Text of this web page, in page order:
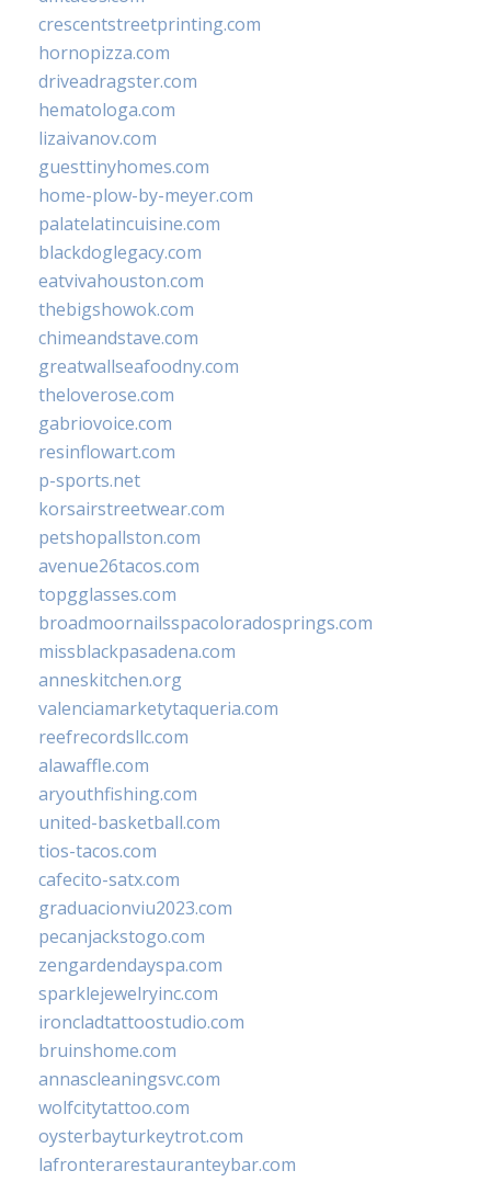
crescentstreetprinting.com
hornopizza.com
driveadragster.com
hematologa.com
lizaivanov.com
guesttinyhomes.com
home-plow-by-meyer.com
palatelatincuisine.com
blackdoglegacy.com
eatvivahouston.com
thebigshowok.com
chimeandstave.com
greatwallseafoodny.com
theloverose.com
gabriovoice.com
resinflowart.com
p-sports.net
korsairstreetwear.com
petshopallston.com
avenue26tacos.com
topgglasses.com
broadmoornailsspacoloradosprings.com
missblackpasadena.com
anneskitchen.org
valenciamarketytaqueria.com
reefrecordsllc.com
alawaffle.com
aryouthfishing.com
united-basketball.com
tios-tacos.com
cafecito-satx.com
graduacionviu2023.com
pecanjackstogo.com
zengardendayspa.com
sparklejewelryinc.com
ironcladtattoostudio.com
bruinshome.com
annascleaningsvc.com
wolfcitytattoo.com
oysterbayturkeytrot.com
lafronterarestauranteybar.com